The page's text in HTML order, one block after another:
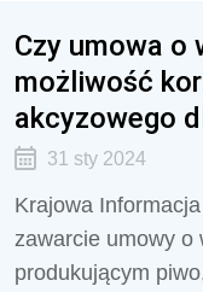
Czy umowa o
możliwość
akcyzowego
31 sty 2024
Krajowa
zawarcie umowy o
produkującym